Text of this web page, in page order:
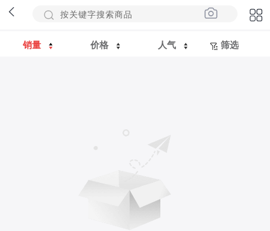
销量 价格 人气 筛选